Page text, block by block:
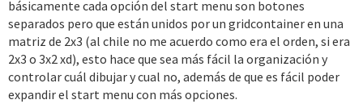
básicamente cada opción del start menu son botones
separados pero que están unidos por un gridcontainer en una
matriz de 2x3 (al chile no me acuerdo como era el orden, si era
2x3 o 3x2 xd), esto hace que sea más fácil la organización y
controlar cuál dibujar y cual no, además de que es fácil poder
expandir el start menu con más opciones.